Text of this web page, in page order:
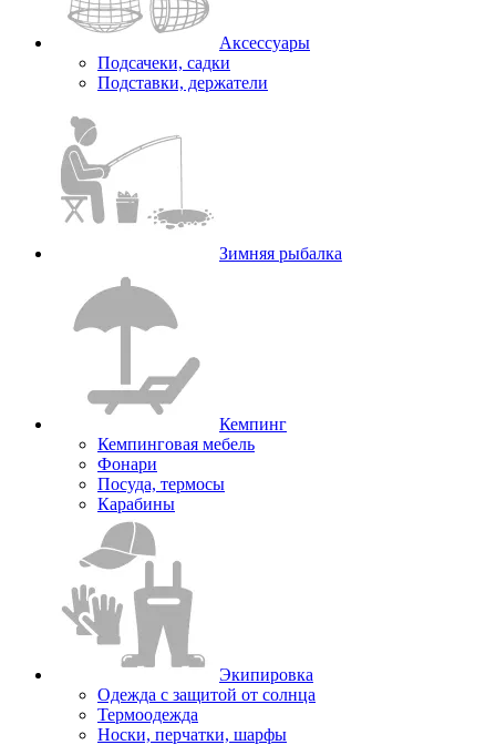
Аксессуары
Подсачеки, садки
Подставки, держатели
Зимняя рыбалка
Кемпинг
Кемпинговая мебель
Фонари
Посуда, термосы
Карабины
Экипировка
Одежда с защитой от солнца
Термоодежда
Носки, перчатки, шарфы